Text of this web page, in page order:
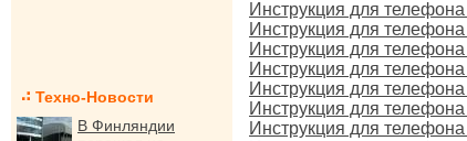
Техно-Новости
В Финляндии
Инструкция для
Инструкция для
Инструкция для
Инструкция для
Инструкция для
Инструкция для
Инструкция для